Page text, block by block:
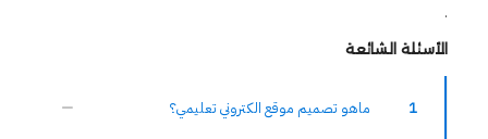
.
الأسئلة الشائعة
1 ماهو تصميم موقع الكتروني تعليمي؟